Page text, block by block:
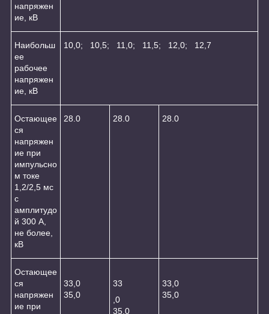
напряжен
ие, кВ
Наибольш
ее
рабочее
напряжен
ие, кВ
10,0; 10,5; 11,0; 11,5; 12,0; 12,7
Остающее
ся
напряжен
ие при
импульсно
м токе
1,2/2,5 мс
с
амплитудо
й 300 А,
не более,
кВ
28.0 28.0 28.0
Остающее
ся
напряжен
ие при
33,0
35,0
33
,0
35,0
33,0
35,0